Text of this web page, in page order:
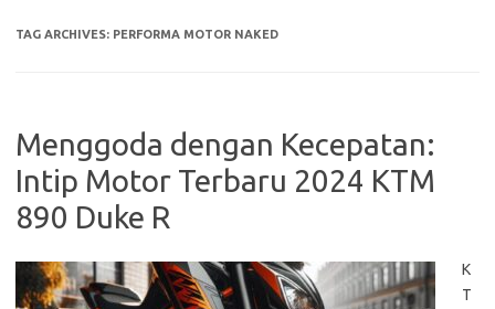
TAG ARCHIVES: PERFORMA MOTOR NAKED
Menggoda dengan Kecepatan:
Intip Motor Terbaru 2024 KTM
890 Duke R
K
T